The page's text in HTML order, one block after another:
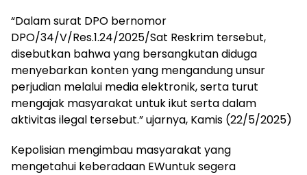
“Dalam surat DPO bernomor
DPO/34/V/Res.1.24/2025/Sat Reskrim tersebut,
disebutkan bahwa yang bersangkutan diduga
menyebarkan konten yang mengandung unsur
perjudian melalui media elektronik, serta turut
mengajak masyarakat untuk ikut serta dalam
aktivitas ilegal tersebut.” ujarnya, Kamis (22/5/2025)
Kepolisian mengimbau masyarakat yang
mengetahui keberadaan EWuntuk segera